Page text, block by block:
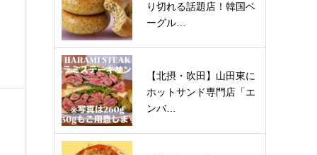
り切れる話題店！韓国ベ
ーグル…
【北摂・吹田】山田東に
ホットサンド専門店「エ
ンバ…